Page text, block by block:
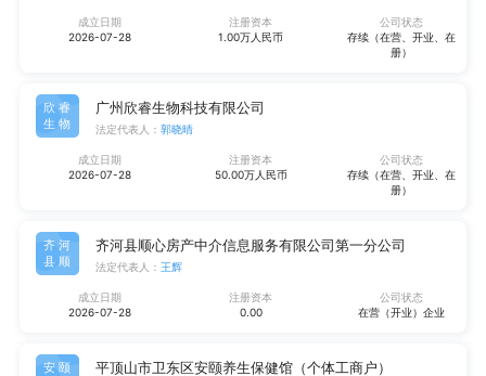
成立日期
2026-07-28
注册资本
1.00万人民币
公司状态
存续（在营、开业、在
册）
欣睿
生物
广州欣睿生物科技有限公司
法定代表人： 郭晓晴
成立日期
2026-07-28
注册资本
50.00万人民币
公司状态
存续（在营、开业、在
册）
齐河
县顺
齐河县顺心房产中介信息服务有限公司第一分公司
法定代表人： 王辉
成立日期
2026-07-28
注册资本
0.00
公司状态
在营（开业）企业
安颐 平顶山市卫东区安颐养生保健馆（个体工商户）